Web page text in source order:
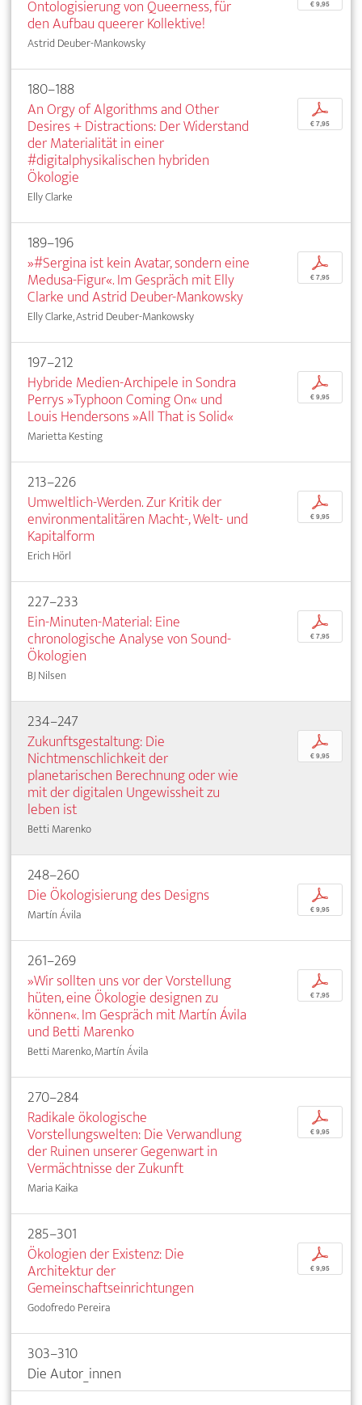
Ontologisierung von Queerness, für
den Aufbau queerer Kollektive!
Astrid Deuber-Mankowsky
€ 9,95
180–188
An Orgy of Algorithms and Other
Desires + Distractions: Der Widerstand
der Materialität in einer
#digitalphysikalischen hybriden
Ökologie
Elly Clarke
p
€ 7,95
189–196
»#Sergina ist kein Avatar, sondern eine
Medusa-Figur«. Im Gespräch mit Elly
Clarke und Astrid Deuber-Mankowsky
Elly Clarke, Astrid Deuber-Mankowsky
p
€ 7,95
197–212
Hybride Medien-Archipele in Sondra
Perrys »Typhoon Coming On« und
Louis Hendersons »All That is Solid«
Marietta Kesting
p
€ 9,95
213–226
Umweltlich-Werden. Zur Kritik der
environmentalitären Macht-, Welt- und
Kapitalform
Erich Hörl
p
€ 9,95
227–233
Ein-Minuten-Material: Eine
chronologische Analyse von Sound-
Ökologien
BJ Nilsen
p
€ 7,95
234–247
Zukunftsgestaltung: Die
Nichtmenschlichkeit der
planetarischen Berechnung oder wie
mit der digitalen Ungewissheit zu
leben ist
Betti Marenko
p
€ 9,95
248–260
Die Ökologisierung des Designs
Martín Ávila
p
€ 9,95
261–269
»Wir sollten uns vor der Vorstellung
hüten, eine Ökologie designen zu
können«. Im Gespräch mit Martín Ávila
und Betti Marenko
Betti Marenko, Martín Ávila
p
€ 7,95
270–284
Radikale ökologische
Vorstellungswelten: Die Verwandlung
der Ruinen unserer Gegenwart in
Vermächtnisse der Zukunft
Maria Kaika
p
€ 9,95
285–301
Ökologien der Existenz: Die
Architektur der
Gemeinschaftseinrichtungen
Godofredo Pereira
p
€ 9,95
303–310
Die Autor_innen